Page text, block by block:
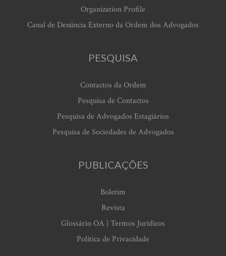
Organization Profile
Canal de Denúncia Externo da Ordem dos Advogados
PESQUISA
Contactos da Ordem
Pesquisa de Contactos
Pesquisa de Advogados Estagiários
Pesquisa de Sociedades de Advogados
PUBLICAÇÕES
Boletim
Revista
Glossário OA | Termos Jurídicos
Política de Privacidade